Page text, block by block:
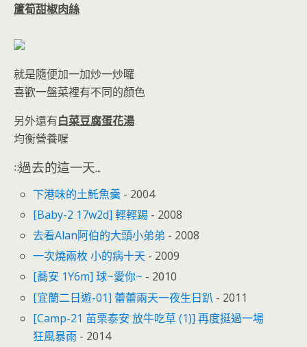
籚筍甜椒肉絲
就是隨便加一加炒一炒囉
喜歡一盤菜裡有不同的顏色
另外還有白菜豆腐蛋花湯
均衡營養喔
::過去的這一天...
下港味的土魠魚羹 - 2004
[Baby-2 17w2d] 輕輕踢 - 2008
去看Alan阿伯的大頭小弟弟 - 2008
一次燒兩枚 小的病十天 - 2009
[蕎安 1Y6m] 球~愛你~ - 2010
[宜蘭二日遊-01] 蕾蕾兩天一夜生日趴 - 2011
[Camp-21 苗栗泰安 放牛吃草 (1)] 再度挺過一場
狂風暴雨 - 2014